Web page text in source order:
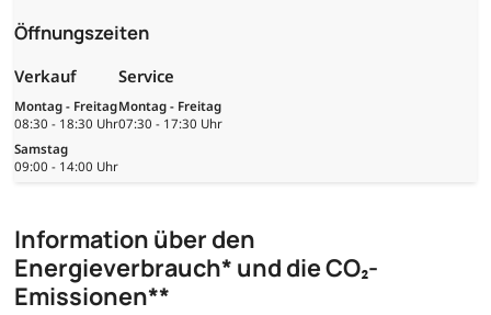
Öffnungszeiten
Verkauf
Montag - Freitag
08:30 - 18:30 Uhr
Samstag
09:00 - 14:00 Uhr
Service
Montag - Freitag
07:30 - 17:30 Uhr
Information über den
Energieverbrauch* und die CO₂-
Emissionen**